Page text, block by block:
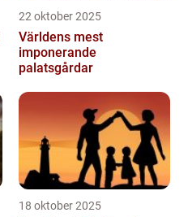
22 oktober 2025
Världens mest
imponerande
palatsgårdar
18 oktober 2025